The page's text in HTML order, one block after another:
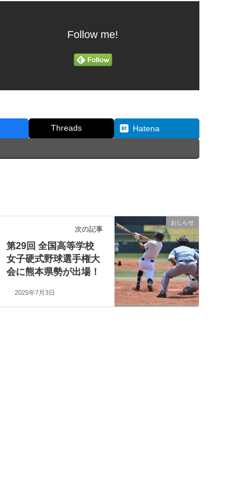
Follow me!
Threads Hatena
おしらせ
次の記事
第29回 全国高等学校
女子硬式野球選手権大
会に熊本県勢が出場！
2025年7月3日